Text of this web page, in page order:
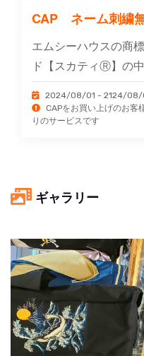
CAP ネーム刺繍
エムシーハウスの商
ド【スカティⓇ】の
2024/08/01 - 2124/08/
CAPをお買い上げのお客
りのサービスです
ギャラリー